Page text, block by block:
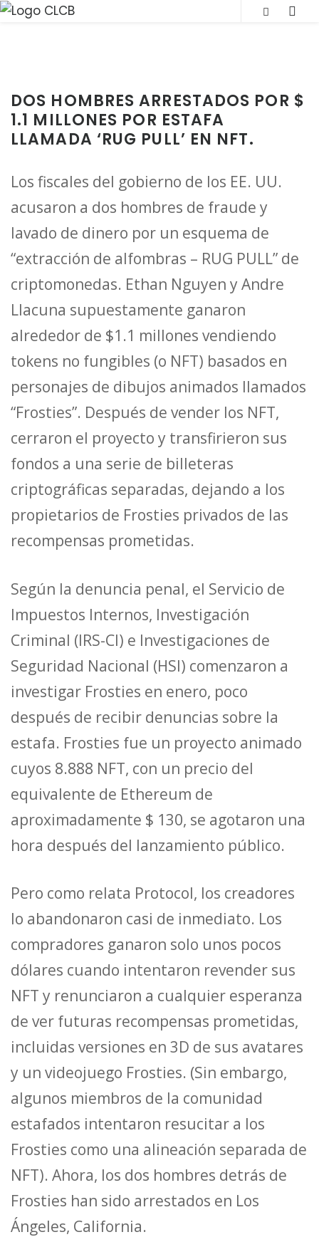
S
DOS HOMBRES ARRESTADOS POR $
1.1 MILLONES POR ESTAFA
LLAMADA ‘RUG PULL’ EN NFT.
Los fiscales del gobierno de los EE. UU.
acusaron a dos hombres de fraude y
lavado de dinero por un esquema de
“extracción de alfombras – RUG PULL” de
criptomonedas. Ethan Nguyen y Andre
Llacuna supuestamente ganaron
alrededor de $1.1 millones vendiendo
tokens no fungibles (o NFT) basados ​​en
personajes de dibujos animados llamados
“Frosties”. Después de vender los NFT,
cerraron el proyecto y transfirieron sus
fondos a una serie de billeteras
criptográficas separadas, dejando a los
propietarios de Frosties privados de las
recompensas prometidas.
Según la denuncia penal, el Servicio de
Impuestos Internos, Investigación
Criminal (IRS-CI) e Investigaciones de
Seguridad Nacional (HSI) comenzaron a
investigar Frosties en enero, poco
después de recibir denuncias sobre la
estafa. Frosties fue un proyecto animado
cuyos 8.888 NFT, con un precio del
equivalente de Ethereum de
aproximadamente $ 130, se agotaron una
hora después del lanzamiento público.
Pero como relata Protocol, los creadores
lo abandonaron casi de inmediato. Los
compradores ganaron solo unos pocos
dólares cuando intentaron revender sus
NFT y renunciaron a cualquier esperanza
de ver futuras recompensas prometidas,
incluidas versiones en 3D de sus avatares
y un videojuego Frosties. (Sin embargo,
algunos miembros de la comunidad
estafados intentaron resucitar a los
Frosties como una alineación separada de
NFT). Ahora, los dos hombres detrás de
Frosties han sido arrestados en Los
Ángeles, California.